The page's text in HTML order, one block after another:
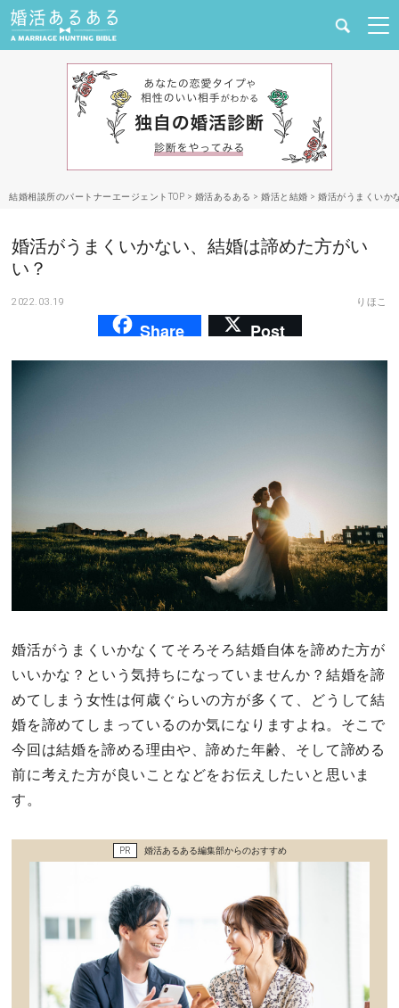
婚活と結婚
合コン・街コン
マッチングアプリ
仕事とキャリア
特集
ファッション・美容
グルメ
趣味・旅行
不倫・だめ男
カルチャー・トレンド・芸能
結婚相談所のパートナーエージェントTOP > 婚活あるある > 婚活と結婚 > 婚活がうまくいか
婚活がうまくいかない、結婚は諦めた方がい
い？
2022.03.19 りほこ
Share Post
婚活がうまくいかなくてそろそろ結婚自体を諦めた方が
いいかな？という気持ちになっていませんか？結婚を諦
めてしまう女性は何歳ぐらいの方が多くて、どうして結
婚を諦めてしまっているのか気になりますよね。そこで
今回は結婚を諦める理由や、諦めた年齢、そして諦める
前に考えた方が良いことなどをお伝えしたいと思いま
す。
PR 婚活あるある編集部からのおすすめ